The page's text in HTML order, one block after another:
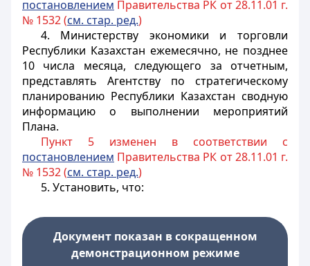
постановлением Правительства РК от 28.11.01 г.
№ 1532 (см. стар. ред.)
4. Министерству экономики и торговли
Республики Казахстан ежемесячно, не позднее
10 числа месяца, следующего за отчетным,
представлять Агентству по стратегическому
планированию Республики Казахстан сводную
информацию о выполнении мероприятий
Плана.
Пункт 5 изменен в соответствии с
постановлением Правительства РК от 28.11.01 г.
№ 1532 (см. стар. ред.)
5. Установить, что:
Документ показан в сокращенном
демонстрационном режиме